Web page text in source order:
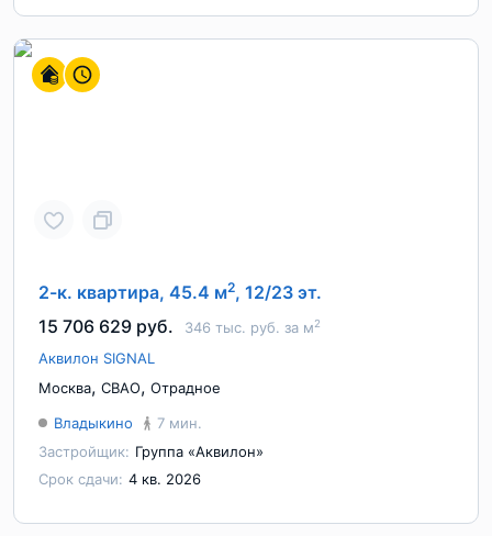
2-к. квартира, 45.4 м2, 12/23 эт.
15 706 629 руб.
346 тыс. руб. за м2
Аквилон SIGNAL
Москва, СВАО, Отрадное
Владыкино
7 мин.
Застройщик: Группа «Аквилон»
Срок сдачи: 4 кв. 2026